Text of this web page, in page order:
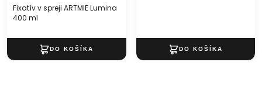
Fixatív v spreji ARTMIE Lumina
400 ml